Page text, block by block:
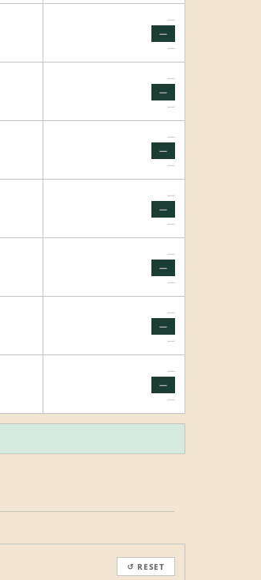
—
—
—
—
—
—
—
—
—
—
—
—
—
—
—
—
—
—
—
—
—
↺ RESET